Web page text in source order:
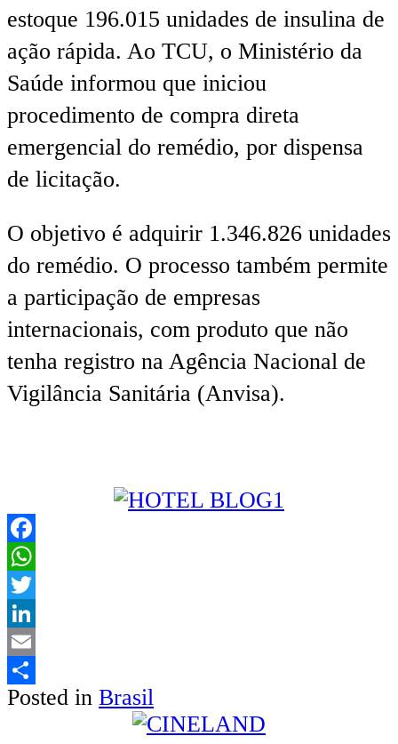
estoque 196.015 unidades de insulina de
ação rápida. Ao TCU, o Ministério da
Saúde informou que iniciou
procedimento de compra direta
emergencial do remédio, por dispensa
de licitação.
O objetivo é adquirir 1.346.826 unidades
do remédio. O processo também permite
a participação de empresas
internacionais, com produto que não
tenha registro na Agência Nacional de
Vigilância Sanitária (Anvisa).
Facebook
WhatsApp
Twitter
LinkedIn
Email
Share
Posted in Brasil